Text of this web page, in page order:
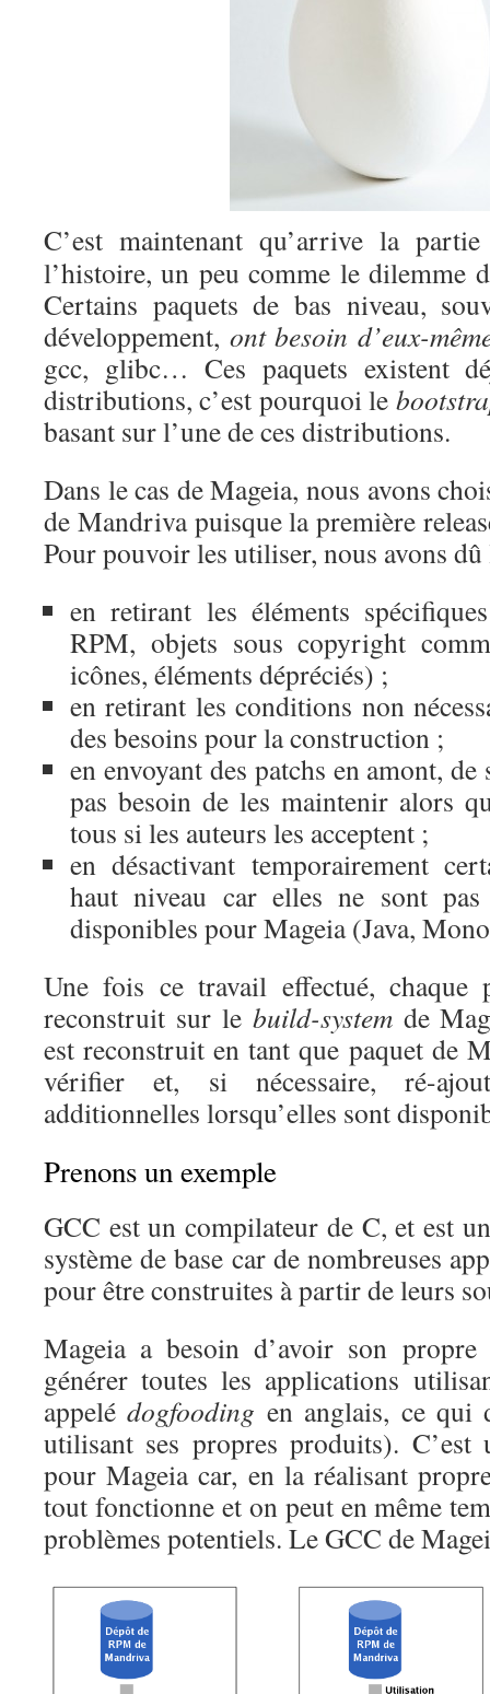
C’est maintenant qu’arrive la
l’histoire, un peu comme le dilemme
Certains paquets de bas niveau,
développement, ont besoin d’eux-
gcc, glibc… Ces paquets existent
distributions, c’est pourquoi le
basant sur l’une de ces distributions.
Dans le cas de Mageia, nous avons
de Mandriva puisque la première
Pour pouvoir les utiliser, nous avons
en retirant les éléments
RPM, objets sous copyright
icônes, éléments dépréciés) ;
en retirant les conditions non
des besoins pour la construction ;
en envoyant des patchs en amont, de
pas besoin de les maintenir alors
tous si les auteurs les acceptent ;
en désactivant temporairement
haut niveau car elles ne sont
disponibles pour Mageia (Java,
Une fois ce travail effectué, chaque
reconstruit sur le build-system de
est reconstruit en tant que paquet de
vérifier et, si nécessaire, ré-
additionnelles lorsqu’elles sont
Prenons un exemple
GCC est un compilateur de C, et est
système de base car de nombreuses
pour être construites à partir de leurs
Mageia a besoin d’avoir son
générer toutes les applications
appelédogfooding en anglais, ce qui
utilisant ses propres produits). C’est
pour Mageia car, en la réalisant
tout fonctionne et on peut en même
problèmes potentiels. Le GCC de